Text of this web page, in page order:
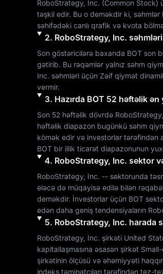
RoboStrategy, Inc. (Common Stock)
təşkil edir. Bu o deməkdir ki, səhmlər
səhifədəki canlı qrafik və kvota
2. RoboStrategy, Inc.
Son göstəricilərə baxanda BOT son
gətirib. Bu rəqəmlər yalnız səhm
Inc. səhmləri üçün Zəif qiymət
vermir.
3. Hazırda BOT 52 həftəlik ən
Son 52 həftəlik dövrdə
həftəlik diapazon bugünkü səhm
BOT bir illik ticarət diapazonunun
4. RoboStrategy, Inc. sektor
RoboStrategy, Inc. -- sektorunda
eləcə də müqayisə edilə bilən
deməkdir. İnvestorlar üçün BOT
edən daha geniş tendensiyaların
5. RoboStrategy, Inc. harada
RoboStrategy, Inc. şirkəti United
kapitallaşmasına əsasən şirkət
şirkətinin ölçüsü və əhəmiyyəti
indeks təminatçıları tərəfindən tez-